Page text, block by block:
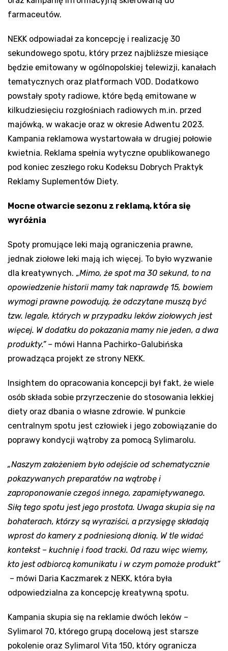
farmaceutów.
NEKK odpowiadał za koncepcję i realizację 30
sekundowego spotu, który przez najbliższe miesiące
będzie emitowany w ogólnopolskiej telewizji, kanałach
tematycznych oraz platformach VOD. Dodatkowo
powstały spoty radiowe, które będą emitowane w
kilkudziesięciu rozgłośniach radiowych m.in. przed
majówką, w wakacje oraz w okresie Adwentu 2023.
Kampania reklamowa wystartowała w drugiej połowie
kwietnia. Reklama spełnia wytyczne opublikowanego
pod koniec zeszłego roku Kodeksu Dobrych Praktyk
Reklamy Suplementów Diety.
Mocne otwarcie sezonu z reklamą, która się
wyróżnia
Spoty promujące leki mają ograniczenia prawne,
jednak ziołowe leki mają ich więcej. To było wyzwanie
dla kreatywnych. „Mimo, że spot ma 30 sekund, to na
opowiedzenie historii mamy tak naprawdę 15, bowiem
wymogi prawne powodują, że odczytane muszą być
tzw. legale, których w przypadku leków ziołowych jest
więcej. W dodatku do pokazania mamy nie jeden, a dwa
produkty.” – mówi Hanna Pachirko-Galubińska
prowadząca projekt ze strony NEKK.
Insightem do opracowania koncepcji był fakt, że wiele
osób składa sobie przyrzeczenie do stosowania lekkiej
diety oraz dbania o własne zdrowie. W punkcie
centralnym spotu jest człowiek i jego zobowiązanie do
poprawy kondycji wątroby za pomocą Sylimarolu.
„Naszym założeniem było odejście od schematycznie
pokazywanych preparatów na wątrobę i
zaproponowanie czegoś innego, zapamiętywanego.
Siłą tego spotu jest jego prostota. Uwaga skupia się na
bohaterach, którzy są wyraziści, a przysięgę składają
wprost do kamery z podniesioną dłonią. W tle widać
kontekst – kuchnię i food tracki. Od razu więc wiemy,
kto jest odbiorcą komunikatu i w czym pomoże produkt”
– mówi Daria Kaczmarek z NEKK, która była
odpowiedzialna za koncepcję kreatywną spotu.
Kampania skupia się na reklamie dwóch leków –
Sylimarol 70, którego grupą docelową jest starsze
pokolenie oraz Sylimarol Vita 150, który ogranicza